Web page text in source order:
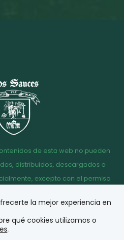
de esta web no pueden
distribuidos, descargados o
excepto con el permiso
Política de
Cookies
Acceso
la mejor experiencia en
qué cookies utilizamos o
.